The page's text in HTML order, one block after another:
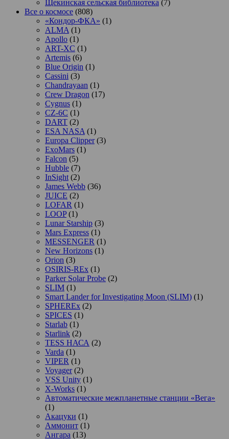
Щекинская сельская библиотека (7)
Все о космосе (808)
«Кондор-ФКА» (1)
ALMA (1)
Apollo (1)
ART-XC (1)
Artemis (6)
Blue Origin (1)
Cassini (3)
Chandrayaan (1)
Crew Dragon (17)
Cygnus (1)
CZ-6C (1)
DART (2)
ESA NASA (1)
Europa Clipper(3)
ExoMars (1)
Falcon (5)
Hubble (7)
InSight (2)
James Webb (36)
JUICE (2)
LOFAR (1)
LOOP(1)
Lunar Starship (3)
Mars Express (1)
MESSENGER (1)
New Horizons (1)
Orion (3)
OSIRIS-REx (1)
Parker Solar Probe (2)
SLIM (1)
Smart Lander for Investigating Moon (SLIM) (1)
SPHEREx (2)
SPICES (1)
Starlab (1)
Starlink (2)
TESS НАСА (2)
Varda (1)
VIPER (1)
Voyager(2)
VSS Unity (1)
X-Works (1)
Автоматические межпланетные станции «Вега»
(1)
Акацуки (1)
Аммонит (1)
Ангара (13)